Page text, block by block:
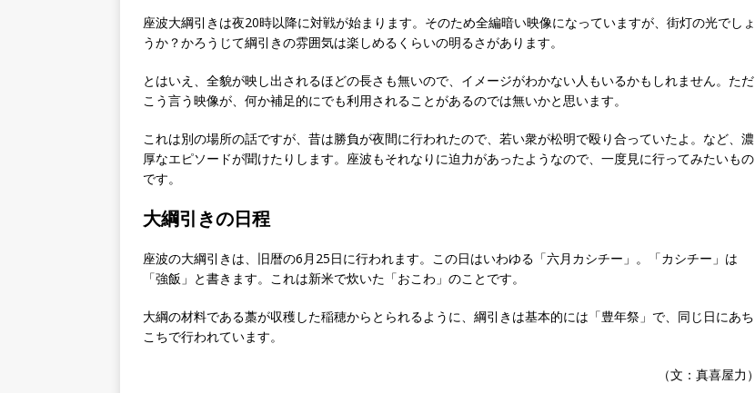
座波大綱引きは夜20時以降に対戦が始まります。そのため全編暗い映像になっていますが、街灯の光でしょ
うか？かろうじて綱引きの雰囲気は楽しめるくらいの明るさがあります。
とはいえ、全貌が映し出されるほどの長さも無いので、イメージがわかない人もいるかもしれません。ただ
こう言う映像が、何か補足的にでも利用されることがあるのでは無いかと思います。
これは別の場所の話ですが、昔は勝負が夜間に行われたので、若い衆が松明で殴り合っていたよ。など、濃
厚なエピソードが聞けたりします。座波もそれなりに迫力があったようなので、一度見に行ってみたいもの
です。
大綱引きの日程
座波の大綱引きは、旧暦の6月25日に行われます。この日はいわゆる「六月カシチー」。「カシチー」は
「強飯」と書きます。これは新米で炊いた「おこわ」のことです。
大綱の材料である藁が収穫した稲穂からとられるように、綱引きは基本的には「豊年祭」で、同じ日にあち
こちで行われています。
（文：真喜屋力）